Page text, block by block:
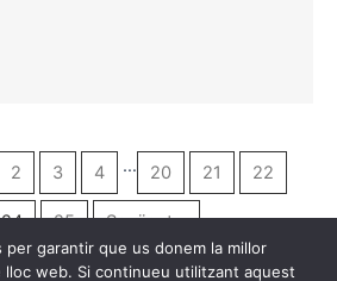
2 3 4 … 20 21 22
24 25 Següent »
per garantir que us donem la millor
lloc web. Si continueu utilitzant aquest